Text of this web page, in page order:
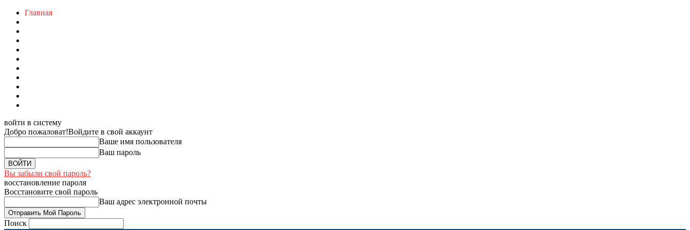
Главная
войти в систему
Добро пожаловат!Войдите в свой аккаунт
Ваше имя пользователя
Ваш пароль
Вы забыли свой пароль?
восстановление пароля
Восстановите свой пароль
Ваш адрес электронной почты
Поиск